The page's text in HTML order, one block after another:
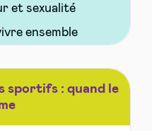
sportifs : quand le